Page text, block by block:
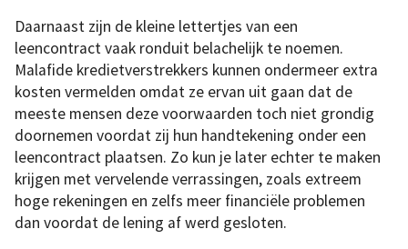
Daarnaast zijn de kleine lettertjes van een
leencontract vaak ronduit belachelijk te noemen.
Malafide kredietverstrekkers kunnen ondermeer extra
kosten vermelden omdat ze ervan uit gaan dat de
meeste mensen deze voorwaarden toch niet grondig
doornemen voordat zij hun handtekening onder een
leencontract plaatsen. Zo kun je later echter te maken
krijgen met vervelende verrassingen, zoals extreem
hoge rekeningen en zelfs meer financiële problemen
dan voordat de lening af werd gesloten.